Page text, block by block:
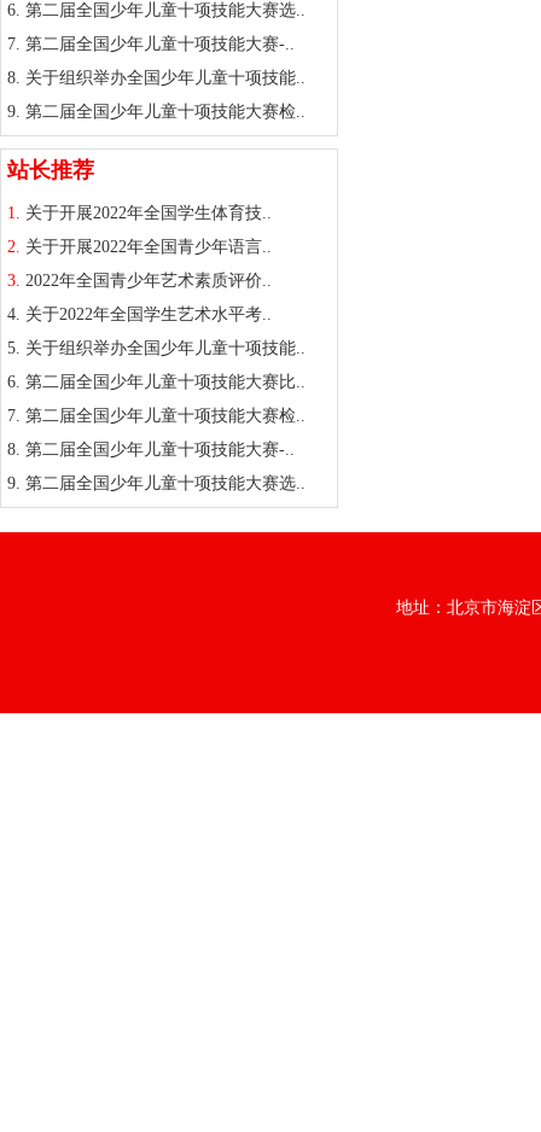
6. 第二届全国少年儿童十项技能大赛选..
7. 第二届全国少年儿童十项技能大赛-..
8. 关于组织举办全国少年儿童十项技能..
9. 第二届全国少年儿童十项技能大赛检..
站长推荐
1. 关于开展2022年全国学生体育技..
2. 关于开展2022年全国青少年语言..
3. 2022年全国青少年艺术素质评价..
4. 关于2022年全国学生艺术水平考..
5. 关于组织举办全国少年儿童十项技能..
6. 第二届全国少年儿童十项技能大赛比..
7. 第二届全国少年儿童十项技能大赛检..
8. 第二届全国少年儿童十项技能大赛-..
9. 第二届全国少年儿童十项技能大赛选..
地址：北京市海淀